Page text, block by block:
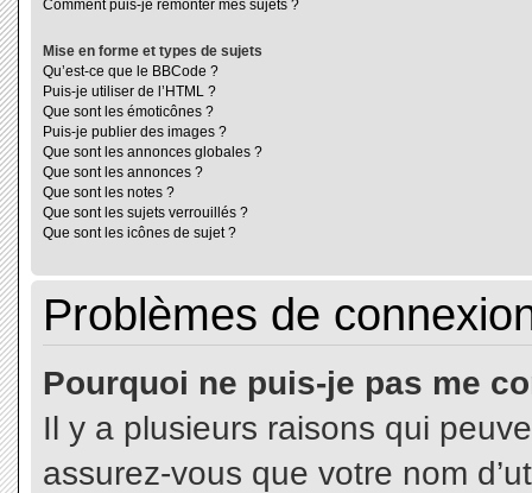
Comment puis-je remonter mes sujets ?
Mise en forme et types de sujets
Qu’est-ce que le BBCode ?
Puis-je utiliser de l’HTML ?
Que sont les émoticônes ?
Puis-je publier des images ?
Que sont les annonces globales ?
Que sont les annonces ?
Que sont les notes ?
Que sont les sujets verrouillés ?
Que sont les icônes de sujet ?
Problèmes de
Pourquoi ne puis-je pas me
Il y a plusieurs raisons qui
assurez-vous que votre nom